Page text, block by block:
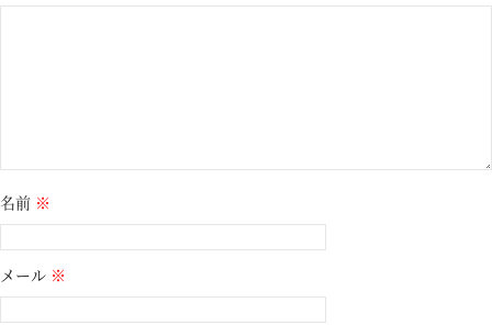
名前 ※
メール ※